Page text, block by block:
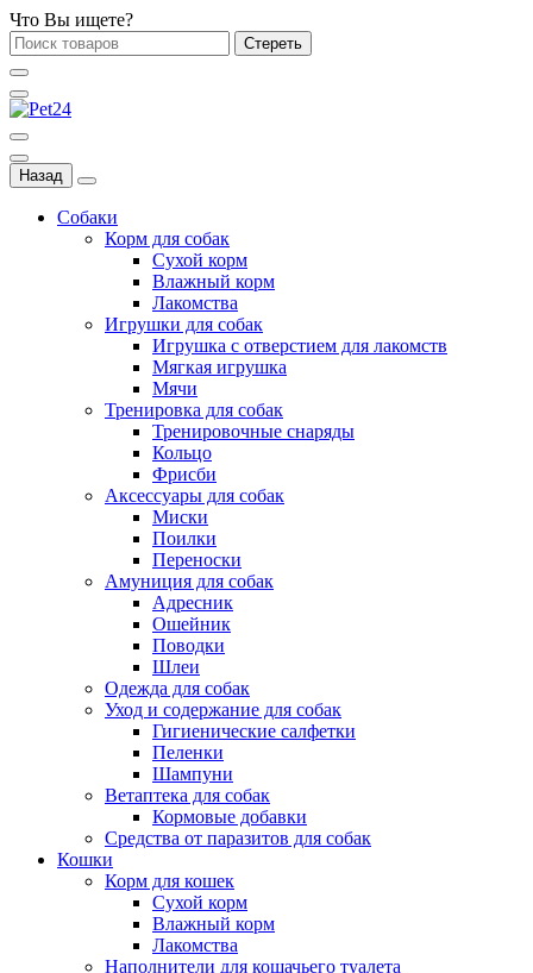
Что Вы ищете?
Стереть
Назад
Собаки
Корм для собак
Сухой корм
Влажный корм
Лакомства
Игрушки для собак
Игрушка с отверстием для лакомств
Мягкая игрушка
Мячи
Тренировка для собак
Тренировочные снаряды
Кольцо
Фрисби
Аксессуары для собак
Миски
Поилки
Переноски
Амуниция для собак
Адресник
Ошейник
Поводки
Шлеи
Одежда для собак
Уход и содержание для собак
Гигиенические салфетки
Пеленки
Шампуни
Ветаптека для собак
Кормовые добавки
Средства от паразитов для собак
Кошки
Корм для кошек
Сухой корм
Влажный корм
Лакомства
Наполнители для кошачьего туалета